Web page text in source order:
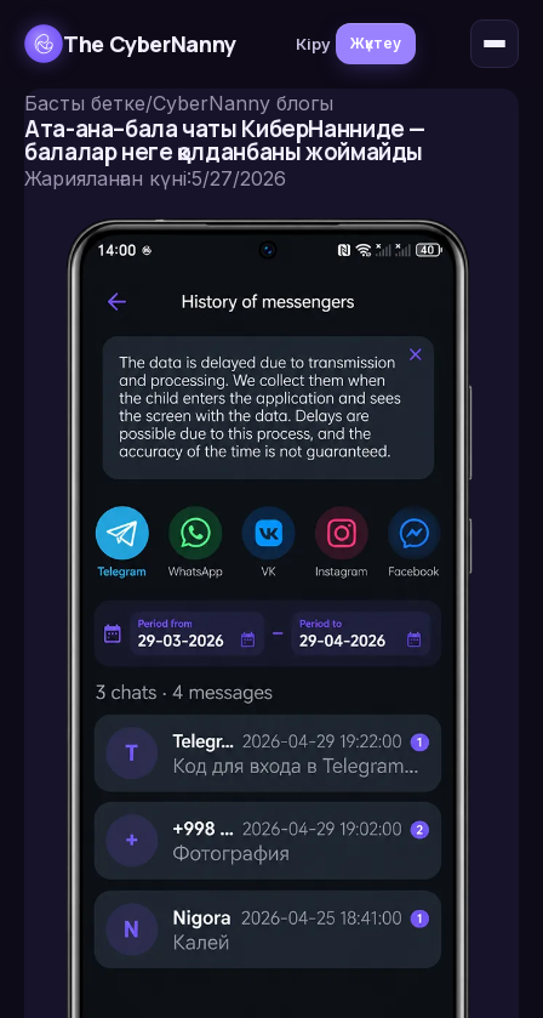
The CyberNanny Кіру Жүктеу
Басты бетке/CyberNanny блогы
Ата-ана–бала чаты КиберНанниде —
балалар неге қолданбаны жоймайды
Жарияланған күні:5/27/2026